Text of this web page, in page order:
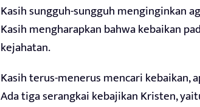
Kasih sungguh-sungguh menginginkan
Kasih mengharapkan bahwa kebaikan
kejahatan.
Kasih terus-menerus mencari kebaikan,
Ada tiga serangkai kebajikan Kristen,